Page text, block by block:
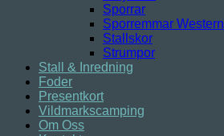
Sporrar
Sporremmar Western
Stallskor
Strumpor
Stall & Inredning
Foder
Presentkort
Vildmarkscamping
Om Oss